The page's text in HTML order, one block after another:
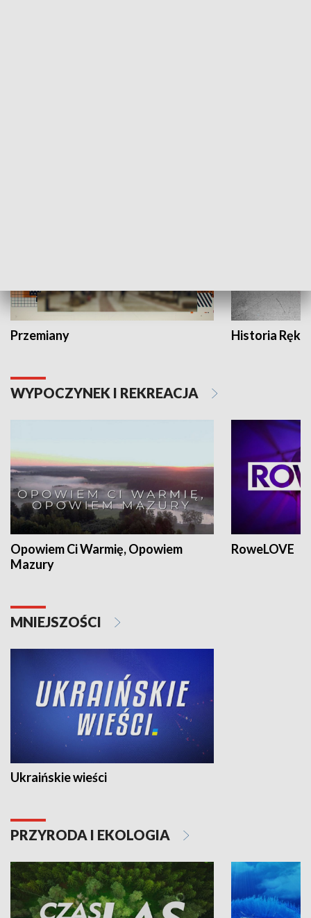
Przemiany Historia Ręką
WYPOCZYNEK I REKREACJA
Opowiem Ci Warmię, Opowiem
Mazury
RoweLOVE
MNIEJSZOŚCI
Ukraińskie wieści
PRZYRODA I EKOLOGIA